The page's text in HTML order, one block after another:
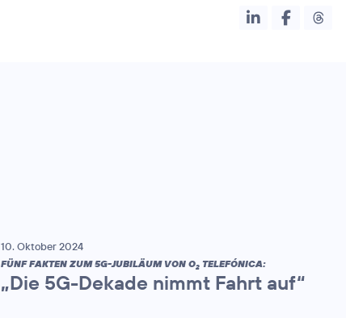
10. Oktober 2024
FÜNF FAKTEN ZUM 5G-JUBILÄUM VON O2 TELEFÓNICA:
„Die 5G-Dekade nimmt Fahrt auf“